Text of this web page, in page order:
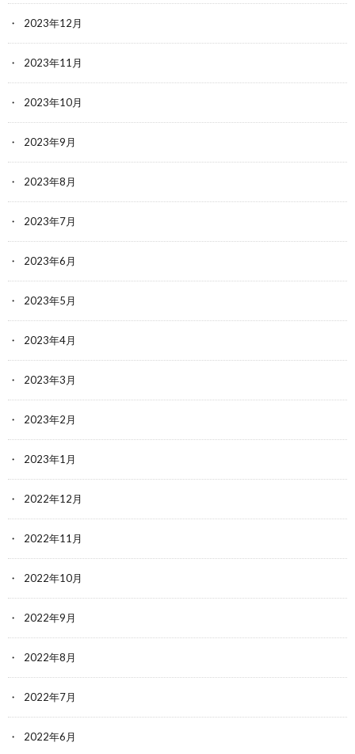
2023年12月
2023年11月
2023年10月
2023年9月
2023年8月
2023年7月
2023年6月
2023年5月
2023年4月
2023年3月
2023年2月
2023年1月
2022年12月
2022年11月
2022年10月
2022年9月
2022年8月
2022年7月
2022年6月